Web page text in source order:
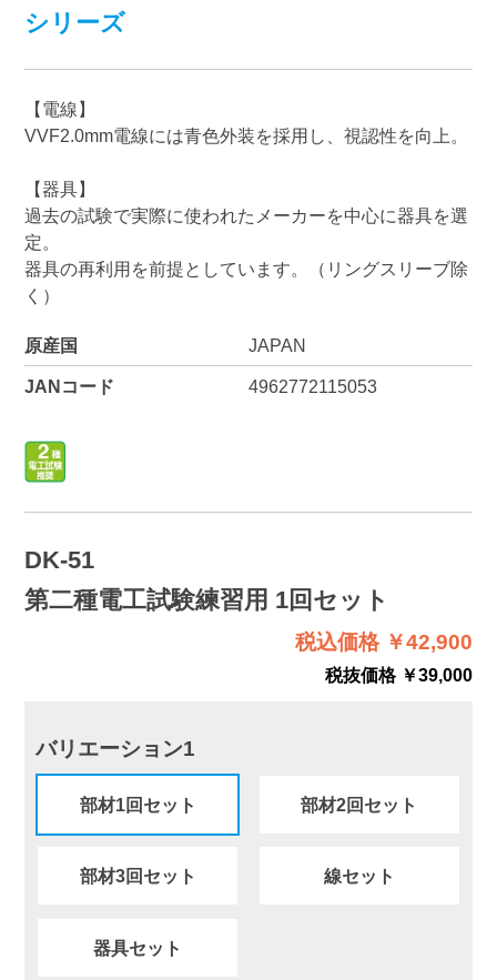
シリーズ
【電線】
VVF2.0mm電線には青色外装を採用し、視認性を向上。
【器具】
過去の試験で実際に使われたメーカーを中心に器具を選
定。
器具の再利用を前提としています。（リングスリーブ除
く）
原産国 JAPAN
JANコード 4962772115053
DK-51
第二種電工試験練習用 1回セット
税込価格 ￥42,900
税抜価格 ￥39,000
バリエーション1
部材1回セット 部材2回セット
部材3回セット 線セット
器具セット